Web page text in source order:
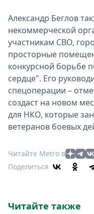
Александр Беглов
некоммерческой
участникам СВО,
просторные
конкурсной борьбе
сердце". Его
спецоперации –
создаст на новом
для НКО, которые
ветеранов боевых
Читайте Metro в
Поделиться
Читайте также